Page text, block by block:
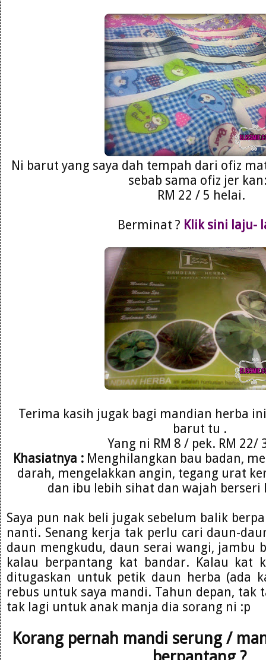
Ni barut yang saya dah tempah dari ofiz
sebab sama ofiz jer
RM 22 / 5 helai.
Berminat ? Klik sini laju-
Terima kasih jugak bagi mandian herba
barut tu .
Yang ni RM 8 / pek. RM 22/
Khasiatnya : Menghilangkan bau badan,
darah, mengelakkan angin, tegang urat
dan ibu lebih sihat dan wajah
Saya pun nak beli jugak sebelum balik
nanti. Senang kerja tak perlu cari daun-
daun mengkudu, daun serai wangi, jambu
kalau berpantang kat bandar. Kalau kat
ditugaskan untuk petik daun herba (ada
rebus untuk saya mandi. Tahun depan, tak
tak lagi untuk anak manja dia sorang ni :p
Korang pernah mandi serung /